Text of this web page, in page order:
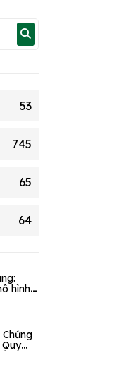
53
745
65
64
hình
sản
xử